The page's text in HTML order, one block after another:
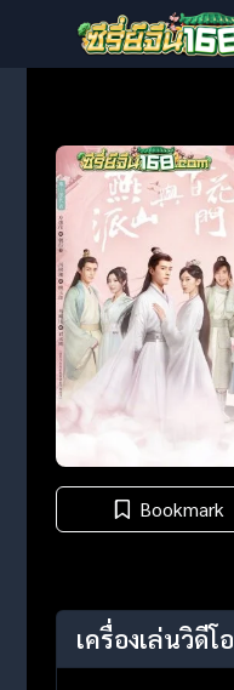
Bookmark
เครื่องเล่นวิดีโอ